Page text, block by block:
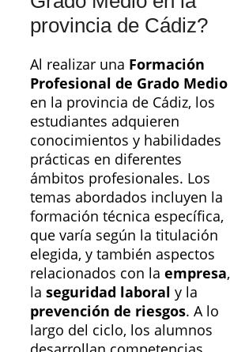
provincia de Cádiz?
Al realizar una Formación
Profesional de Grado Medio
en la provincia de Cádiz, los
estudiantes adquieren
conocimientos y habilidades
prácticas en diferentes
ámbitos profesionales. Los
temas abordados incluyen la
formación técnica específica,
que varía según la titulación
elegida, y también aspectos
relacionados con la empresa,
la seguridad laboral y la
prevención de riesgos. A lo
largo del ciclo, los alumnos